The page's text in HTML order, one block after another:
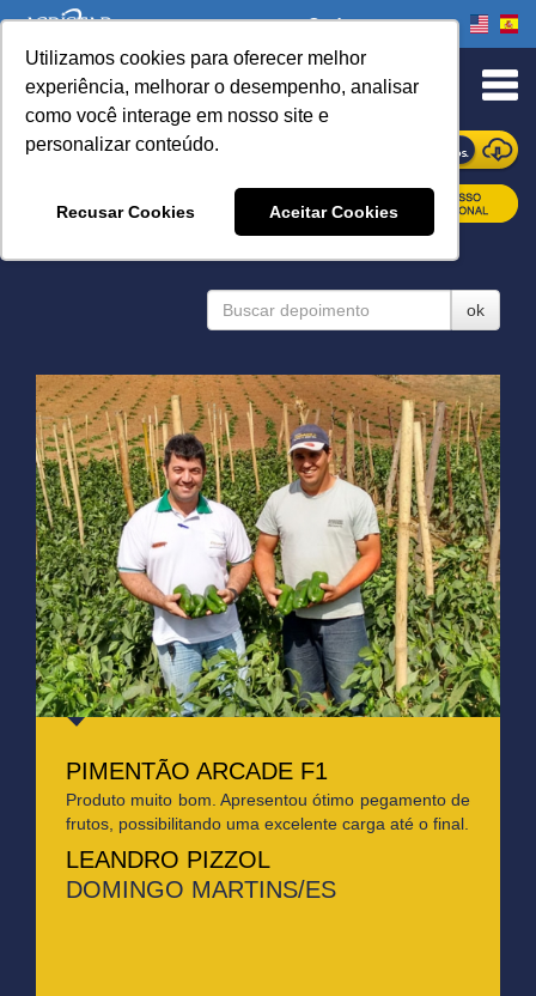
Utilizamos cookies para oferecer melhor
experiência, melhorar o desempenho, analisar
como você interage em nosso site e
personalizar conteúdo.
Recusar Cookies Aceitar Cookies
Onde comprar
ONDE COMPRAR
DEPOIMENTOS
ok
PIMENTÃO ARCADE F1
Produto muito bom. Apresentou ótimo pegamento de
frutos, possibilitando uma excelente carga até o final.
LEANDRO PIZZOL
DOMINGO MARTINS/ES